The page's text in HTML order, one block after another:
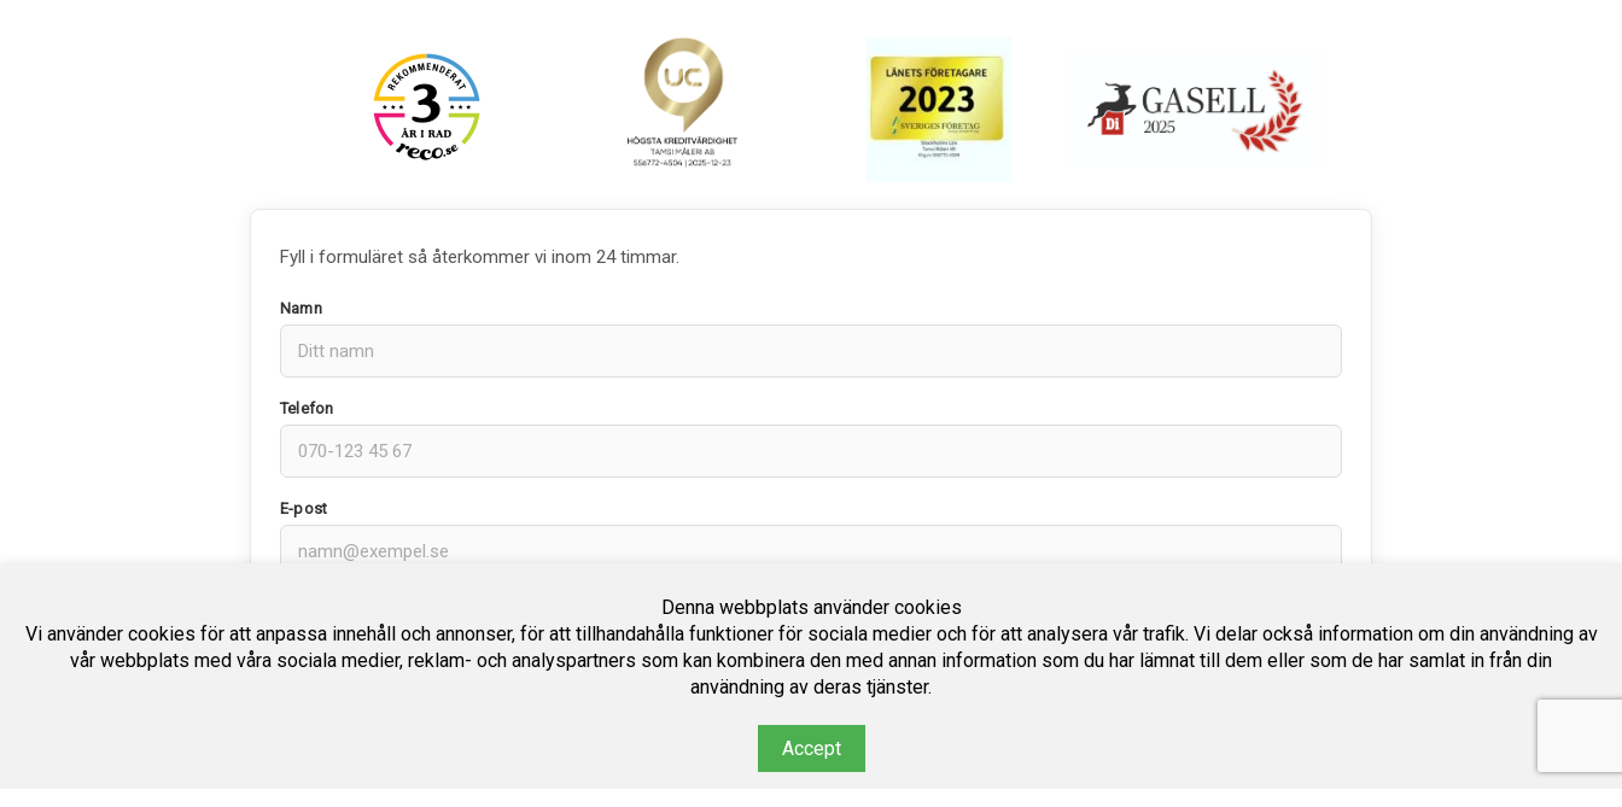
Fyll i formuläret så återkommer vi inom 24 timmar.
Namn
Telefon
E-post
Denna webbplats använder cookies
Vi använder cookies för att anpassa innehåll och annonser, för att tillhandahålla funktioner för sociala medier och för att analysera vår trafik. Vi delar också information om din användning av
vår webbplats med våra sociala medier, reklam- och analyspartners som kan kombinera den med annan information som du har lämnat till dem eller som de har samlat in från din
användning av deras tjänster.
Accept